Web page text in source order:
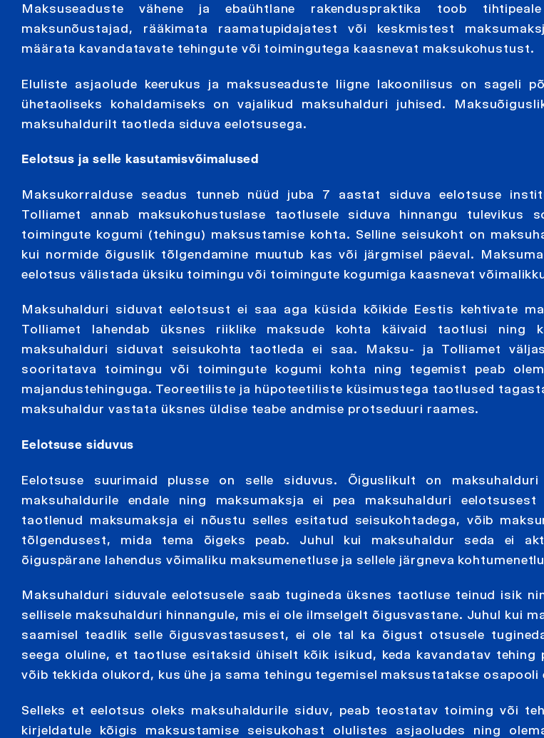
Maksuseaduste vähene ja ebaühtlane rakenduspraktika toob
maksunõustajad, rääkimata raamatupidajatest või keskmistest
määrata kavandatavate tehingute või toimingutega kaasnevat maksukohustust.
Eluliste asjaolude keerukus ja maksuseaduste liigne lakoonilisus on sageli
ühetaoliseks kohaldamiseks on vajalikud maksuhalduri juhised.
maksuhaldurilt taotleda siduva eelotsusega.
Eelotsus ja selle kasutamisvõimalused
Maksukorralduse seadus tunneb nüüd juba 7 aastat siduva eelotsuse
Tolliamet annab maksukohustuslase taotlusele siduva hinnangu tulevikus
toimingute kogumi (tehingu) maksustamise kohta. Selline seisukoht on
kui normide õiguslik tõlgendamine muutub kas või järgmisel päeval.
eelotsus välistada üksiku toimingu või toimingute kogumiga kaasnevat
Maksuhalduri siduvat eelotsust ei saa aga küsida kõikide Eestis kehtivate
Tolliamet lahendab üksnes riiklike maksude kohta käivaid taotlusi ning
maksuhalduri siduvat seisukohta taotleda ei saa. Maksu- ja Tolliamet
sooritatava toimingu või toimingute kogumi kohta ning tegemist peab
majandustehinguga. Teoreetiliste ja hüpoteetiliste küsimustega taotlused
maksuhaldur vastata üksnes üldise teabe andmise protseduuri raames.
Eelotsuse siduvus
Eelotsuse suurimaid plusse on selle siduvus. Õiguslikult on
maksuhaldurile endale ning maksumaksja ei pea maksuhalduri
taotlenud maksumaksja ei nõustu selles esitatud seisukohtadega, võib
tõlgendusest, mida tema õigeks peab. Juhul kui maksuhaldur seda ei
õiguspärane lahendus võimaliku maksumenetluse ja sellele järgneva
Maksuhalduri siduvale eelotsusele saab tugineda üksnes taotluse teinud isik
sellisele maksuhalduri hinnangule, mis ei ole ilmselgelt õigusvastane. Juhul kui
saamisel teadlik selle õigusvastasusest, ei ole tal ka õigust otsusele
seega oluline, et taotluse esitaksid ühiselt kõik isikud, keda kavandatav tehing
võib tekkida olukord, kus ühe ja sama tehingu tegemisel maksustatakse osapooli
Selleks et eelotsus oleks maksuhaldurile siduv, peab teostatav toiming või
kirjeldatule kõigis maksustamise seisukohast olulistes asjaoludes ning